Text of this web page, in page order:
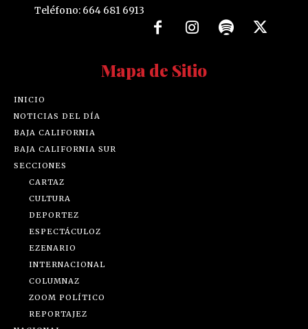
Teléfono: 664 681 6913
Mapa de Sitio
INICIO
NOTICIAS DEL DÍA
BAJA CALIFORNIA
BAJA CALIFORNIA SUR
SECCIONES
CARTAZ
CULTURA
DEPORTEZ
ESPECTÁCULOZ
EZENARIO
INTERNACIONAL
COLUMNAZ
ZOOM POLÍTICO
REPORTAJEZ